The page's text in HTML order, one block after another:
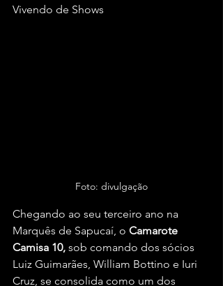
Vivendo de Shows
Foto: divulgação
Chegando ao seu terceiro ano na
Marquês de Sapucaí, o Camarote
Camisa 10, sob comando dos sócios
Luiz Guimarães, William Bottino e Iuri
Cruz, se consolida como um dos